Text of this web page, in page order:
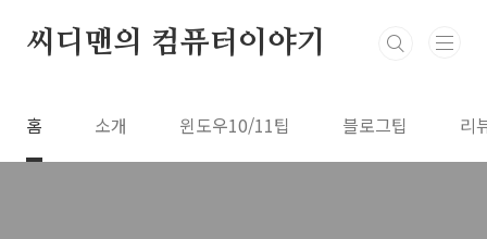
씨디맨의 컴퓨터이야기
홈 소개 윈도우10/11팁 블로그팁 리